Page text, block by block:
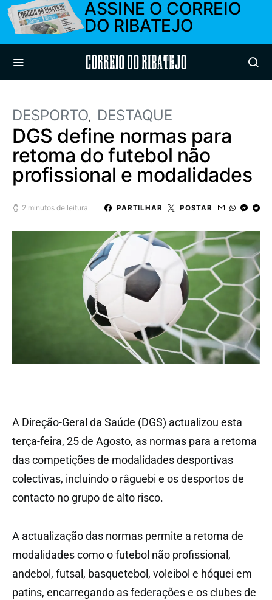
ASSINE O CORREIO
DO RIBATEJO
Correio do Ribatejo
DESPORTO DESTAQUE
DGS define normas para
retoma do futebol não
profissional e modalidades
2 minutos de leitura PARTILHAR POSTAR
A Direção-Geral da Saúde (DGS) actualizou esta
terça-feira, 25 de Agosto, as normas para a retoma
das competições de modalidades desportivas
colectivas, incluindo o râguebi e os desportos de
contacto no grupo de alto risco.
A actualização das normas permite a retoma de
modalidades como o futebol não profissional,
andebol, futsal, basquetebol, voleibol e hóquei em
patins, encarregando as federações e os clubes de